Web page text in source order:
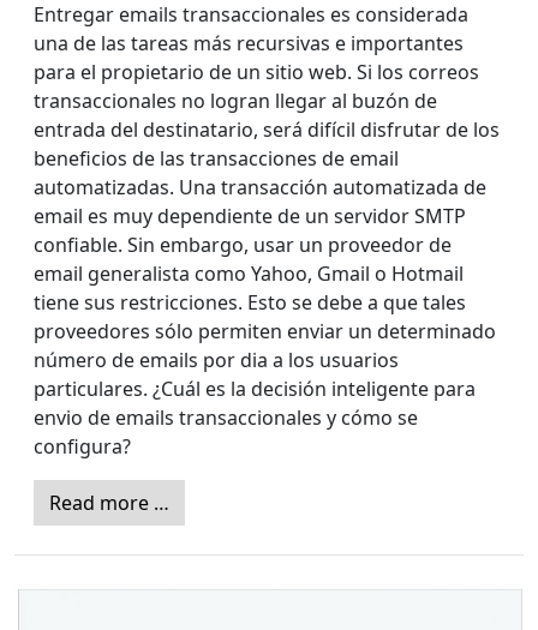
Entregar emails transaccionales es considerada
una de las tareas más recursivas e importantes
para el propietario de un sitio web. Si los correos
transaccionales no logran llegar al buzón de
entrada del destinatario, será difícil disfrutar de los
beneficios de las transacciones de email
automatizadas. Una transacción automatizada de
email es muy dependiente de un servidor SMTP
confiable. Sin embargo, usar un proveedor de
email generalista como Yahoo, Gmail o Hotmail
tiene sus restricciones. Esto se debe a que tales
proveedores sólo permiten enviar un determinado
número de emails por dia a los usuarios
particulares. ¿Cuál es la decisión inteligente para
envio de emails transaccionales y cómo se
configura?
Read more …